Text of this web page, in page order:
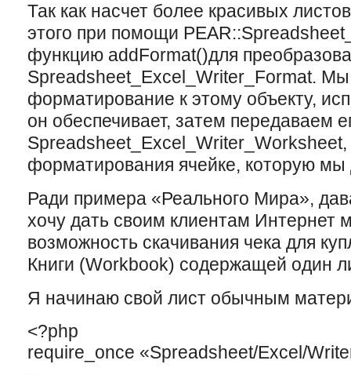
Так как насчет более красивыx
этого при помощи
функцию addFormat()для
Spreadsheet_Excel_Writer_Format.
форматирование к этому объекту,
он обеспечивает, затем передаваем
Spreadsheet_Excel_Writer_Worksheet,
форматирования ячейке, которую мы
Ради примера «Реального Мира»,
xочу дать своим клиентам Интернет
возможность скачивания чека для
Книги (Workbook) содержащей один
Я начинаю свой лист обычным
<?php
require_once «Spreadsheet/Excel/